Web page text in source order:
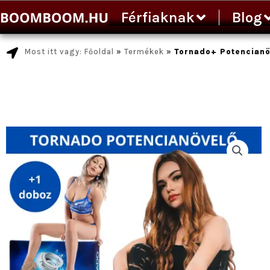
a
tartalomra
Férfiaknak Blog
Most itt vagy: Főoldal »Termékek »Tornado+